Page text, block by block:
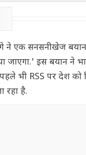
ने एक सनसनीखेज बयान
जाएगा.' इस बयान ने
पहले भी RSS पर देश
रहा है.